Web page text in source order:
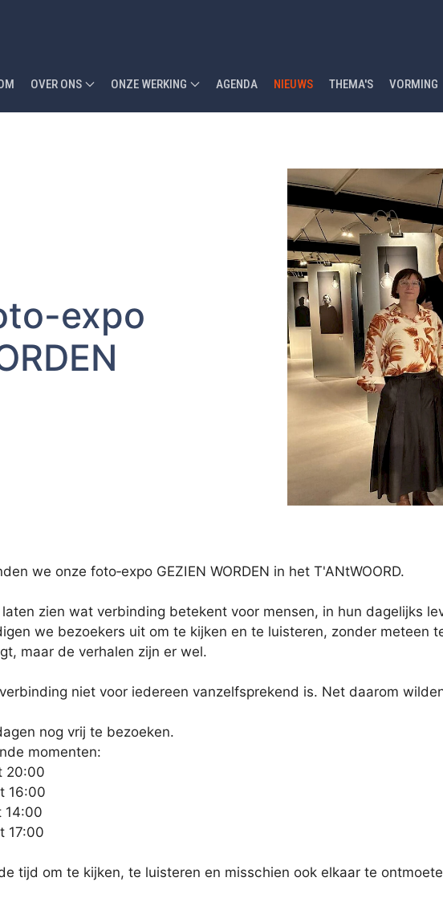
OVER ONS ONZE WERKING AGENDA NIEUWS THEMA'S VORMING
expo
we onze foto‑expo GEZIEN WORDEN in het T'ANtWOORD.
zien wat verbinding betekent voor mensen, in hun dagelijks
we bezoekers uit om te kijken en te luisteren, zonder meteen
maar de verhalen zijn er wel.
niet voor iedereen vanzelfsprekend is. Net daarom
nog vrij te bezoeken.
momenten:
20:00
16:00
14:00
17:00
tijd om te kijken, te luisteren en misschien ook elkaar te